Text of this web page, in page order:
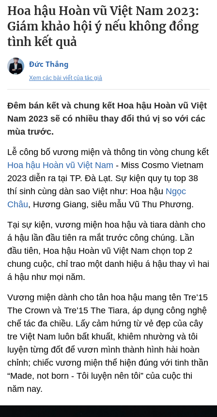
Hoa hậu Hoàn vũ Việt Nam 2023:
Giám khảo hội ý nếu không đồng
tình kết quả
Đức Thắng
Xem các bài viết của tác giả
Đêm bán kết và chung kết Hoa hậu Hoàn vũ Việt
Nam 2023 sẽ có nhiều thay đổi thú vị so với các
mùa trước.
Lễ công bố vương miện và thông tin vòng chung kết
Hoa hậu Hoàn vũ Việt Nam - Miss Cosmo Vietnam
2023 diễn ra tại TP. Đà Lạt. Sự kiện quy tụ top 38
thí sinh cùng dàn sao Việt như: Hoa hậu Ngọc
Châu, Hương Giang, siêu mẫu Vũ Thu Phương.
Tại sự kiện, vương miện hoa hậu và tiara dành cho
á hậu lần đầu tiên ra mắt trước công chúng. Lần
đầu tiên, Hoa hậu Hoàn vũ Việt Nam chọn top 2
chung cuộc, chỉ trao một danh hiệu á hậu thay vì hai
á hậu như mọi năm.
Vương miện dành cho tân hoa hậu mang tên Tre’15
The Crown và Tre’15 The Tiara, áp dụng công nghệ
chế tác đa chiều. Lấy cảm hứng từ vẻ đẹp của cây
tre Việt Nam luôn bất khuất, khiêm nhường và tôi
luyện từng đốt để vươn mình thành hình hài hoàn
chỉnh; chiếc vương miện thể hiện đúng với tinh thần
“Made, not born - Tôi luyện nên tôi” của cuộc thi
năm nay.